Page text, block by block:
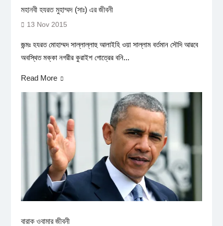
মহানবী হযরত মুহাম্মদ (সাঃ) এর জীবনী
13 Nov 2015
জন্মঃ হযরত মোহাম্মদ সাল্লাল্লাহু আলাইহি ওয়া সাল্লাম বর্তমান সৌদি আরবে
অবস্থিত মক্কা নগরীর কুরাইশ গোত্রের বনি...
Read More
বারাক ওবামার জীবনী